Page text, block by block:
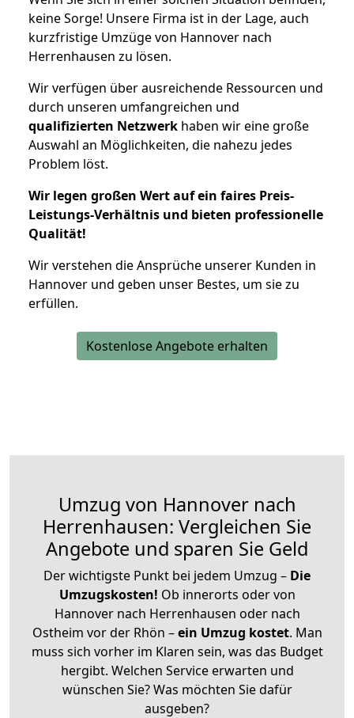
keine Sorge! Unsere Firma ist in der Lage, auch
kurzfristige Umzüge von Hannover nach
Herrenhausen zu lösen.
Wir verfügen über ausreichende Ressourcen und
durch unseren umfangreichen und
qualifizierten Netzwerk haben wir eine große
Auswahl an Möglichkeiten, die nahezu jedes
Problem löst.
Wir legen großen Wert auf ein faires Preis-
Leistungs-Verhältnis und bieten professionelle
Qualität!
Wir verstehen die Ansprüche unserer Kunden in
Hannover und geben unser Bestes, um sie zu
erfüllen.
Kostenlose Angebote erhalten
Umzug von Hannover nach
Herrenhausen: Vergleichen Sie
Angebote und sparen Sie Geld
Der wichtigste Punkt bei jedem Umzug – Die
Umzugskosten! Ob innerorts oder von
Hannover nach Herrenhausen oder nach
Ostheim vor der Rhön –ein Umzug kostet. Man
muss sich vorher im Klaren sein, was das Budget
hergibt. Welchen Service erwarten und
wünschen Sie? Was möchten Sie dafür
ausgeben?